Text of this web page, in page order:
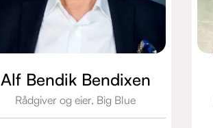
Alf Bendik Bendixen
Rådgiver og eier, Big Blue